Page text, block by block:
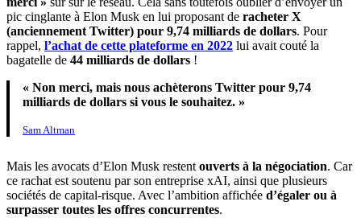
pic cinglante à Elon Musk en lui proposant de racheter X
(anciennement Twitter) pour 9,74 milliards de dollars. Pour
rappel, l’achat de cette plateforme en 2022 lui avait couté la
bagatelle de 44 milliards de dollars !
« Non merci, mais nous achèterons Twitter pour 9,74
milliards de dollars si vous le souhaitez. »
Sam Altman
Mais les avocats d’Elon Musk restentouverts à la négociation. Car
ce rachat est soutenu par son entreprise xAI, ainsi que plusieurs
sociétés de capital-risque. Avec l’ambition affichée d’égaler ou à
surpasser toutes les offres concurrentes.